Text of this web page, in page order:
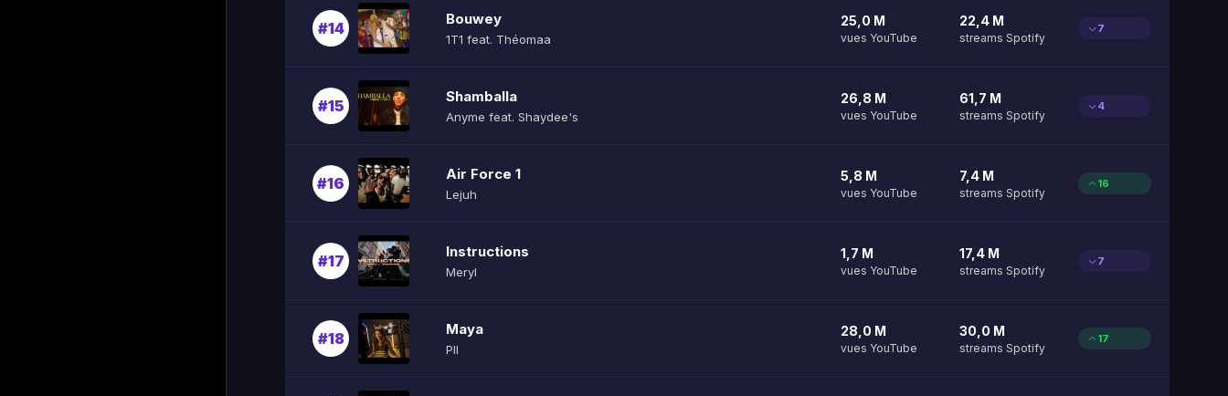
#14
Bouwey
1T1 feat. Théomaa
25,0 M
vues YouTube
22,4 M
streams Spotify
7
#15
Shamballa
Anyme feat. Shaydee's
26,8 M
vues YouTube
61,7 M
streams Spotify
4
#16
Air Force 1
Lejuh
5,8 M
vues YouTube
7,4 M
streams Spotify
16
#17
Instructions
Meryl
1,7 M
vues YouTube
17,4 M
streams Spotify
7
#18
Maya
Pll
28,0 M
vues YouTube
30,0 M
streams Spotify
17